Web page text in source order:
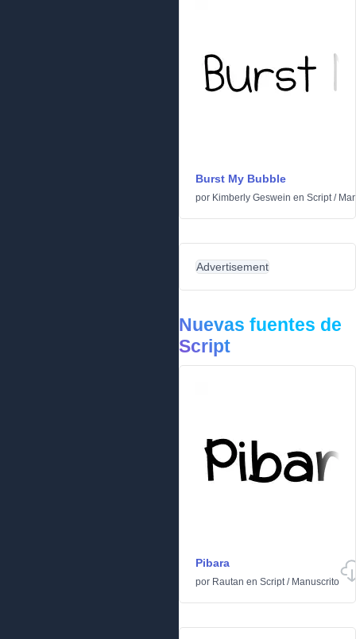
Burst My Bubble
por Kimberly Geswein en Script/
Advertisement
Nuevas fuentes de
Script
Pibara
por Rautan en Script/ Manuscrito